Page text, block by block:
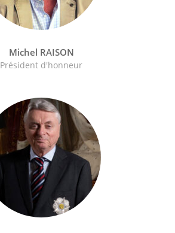
Michel RAISON
Président d'honneur